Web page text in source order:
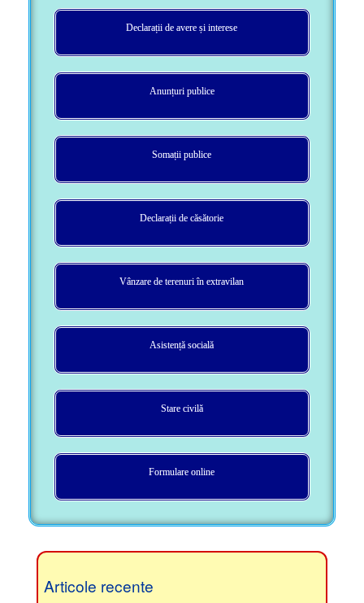
Declarații de avere și interese
Anunțuri publice
Somații publice
Declarații de căsătorie
Vânzare de terenuri în extravilan
Asistență socială
Stare civilă
Formulare online
Articole recente